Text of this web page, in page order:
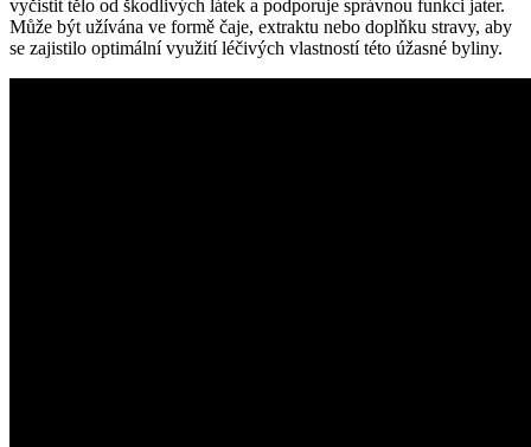
vyčistit tělo od škodlivých látek a podporuje správnou funkci jater.
Může být užívána ve formě čaje, extraktu nebo doplňku stravy, aby
se zajistilo optimální využití léčivých vlastností této úžasné byliny.